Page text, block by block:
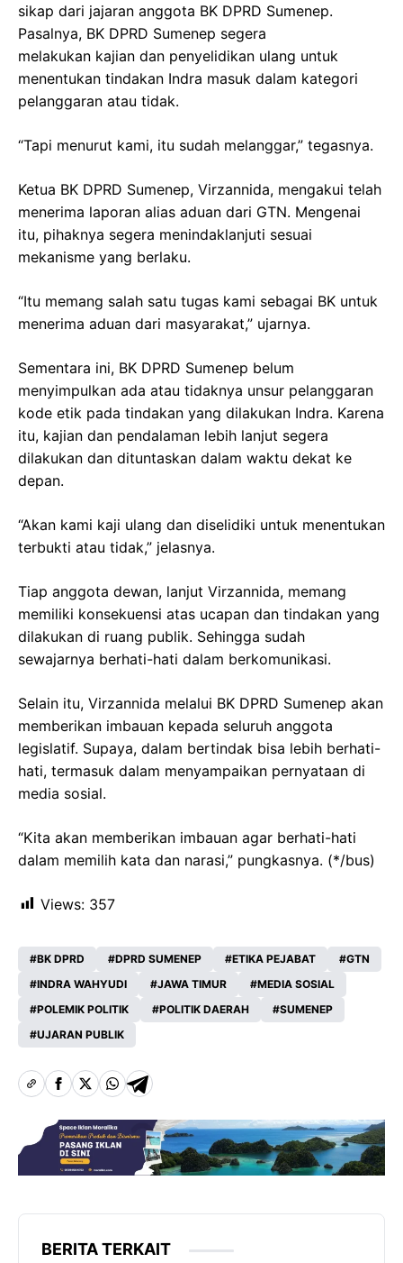
sikap dari jajaran anggota BK DPRD Sumenep.
Pasalnya, BK DPRD Sumenep segera
melakukan kajian dan penyelidikan ulang untuk
menentukan tindakan Indra masuk dalam kategori
pelanggaran atau tidak.
“Tapi menurut kami, itu sudah melanggar,” tegasnya.
Ketua BK DPRD Sumenep, Virzannida, mengakui telah
menerima laporan alias aduan dari GTN. Mengenai
itu, pihaknya segera menindaklanjuti sesuai
mekanisme yang berlaku.
“Itu memang salah satu tugas kami sebagai BK untuk
menerima aduan dari masyarakat,” ujarnya.
Sementara ini, BK DPRD Sumenep belum
menyimpulkan ada atau tidaknya unsur pelanggaran
kode etik pada tindakan yang dilakukan Indra. Karena
itu, kajian dan pendalaman lebih lanjut segera
dilakukan dan dituntaskan dalam waktu dekat ke
depan.
“Akan kami kaji ulang dan diselidiki untuk menentukan
terbukti atau tidak,” jelasnya.
Tiap anggota dewan, lanjut Virzannida, memang
memiliki konsekuensi atas ucapan dan tindakan yang
dilakukan di ruang publik. Sehingga sudah
sewajarnya berhati-hati dalam berkomunikasi.
Selain itu, Virzannida melalui BK DPRD Sumenep akan
memberikan imbauan kepada seluruh anggota
legislatif. Supaya, dalam bertindak bisa lebih berhati-
hati, termasuk dalam menyampaikan pernyataan di
media sosial.
“Kita akan memberikan imbauan agar berhati-hati
dalam memilih kata dan narasi,” pungkasnya. (*/bus)
Views: 357
BK DPRD DPRD SUMENEP ETIKA PEJABAT
GTN
INDRA WAHYUDI
JAWA TIMUR
MEDIA SOSIAL
POLEMIK POLITIK
POLITIK DAERAH
SUMENEP
UJARAN PUBLIK
BERITA TERKAIT